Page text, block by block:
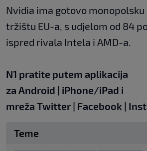
Nvidia ima gotovo monopolsku
tržištu EU-a, s udjelom od 84
ispred rivala Intela i AMD-a.
N1 pratite putem aplikacija
za Android | iPhone/iPad i
mreža Twitter | Facebook |
Teme